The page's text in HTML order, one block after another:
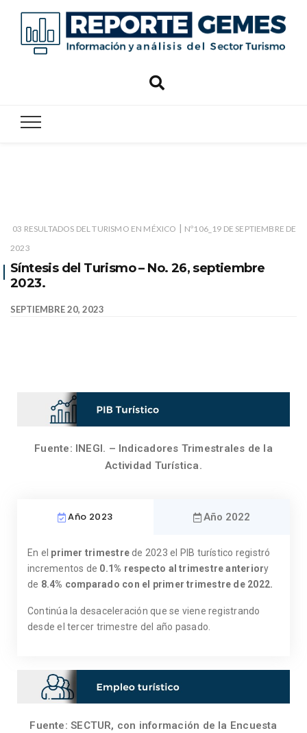
03 RESULTADOS DEL TURISMO EN MÉXICO | Nº106_19 DE SEPTIEMBRE DE
2023
Síntesis del Turismo – No. 26, septiembre
2023.
SEPTIEMBRE 20, 2023
Fuente: INEGI. – Indicadores Trimestrales de la
Actividad Turística.
Año 2023 Año 2022
En el primer trimestrede 2023 el PIB turístico registró
incrementos de 0.1% respecto al trimestre anteriory
de 8.4% comparado con el primer trimestre de 2022.
Continúa la desaceleración que se viene registrando
desde el tercer trimestre del año pasado.
Fuente: SECTUR, con información de la Encuesta